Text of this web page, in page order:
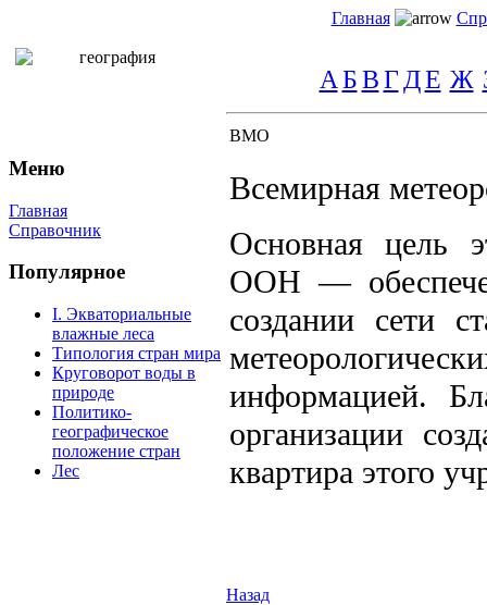
Главная
Меню
Главная
Справочник
Популярное
I. Экваториальные
влажные леса
Типология стран мира
Круговорот воды в
природе
Политико-
географическое
положение стран
Лес
А БВГ ДЕ Ж
ВМО
Всемирная
Основная цель
ООН —
создании сети
информацией.
организации
квартира этого
Назад